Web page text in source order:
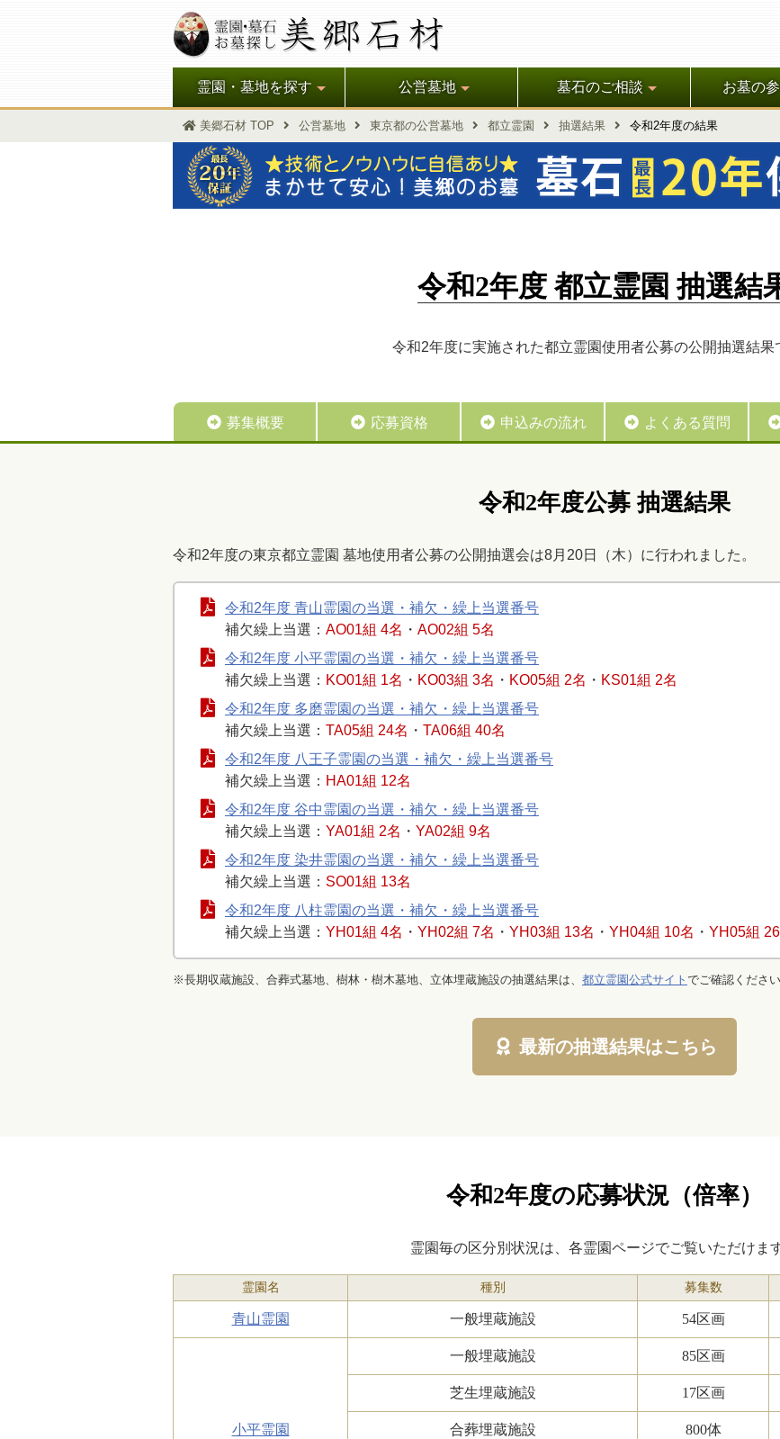
霊園・墓地を探す 公営墓地 墓石のご相談 お墓の
美郷石材 TOP 公営墓地 東京都の公営墓地 都立霊園 抽選結果 令和2年度の結果
令和2年度 都立霊園 抽選結
令和2年度に実施された都立霊園使用者公募の公開抽選結果
募集概要 応募資格 申込みの流れ よくある質問
令和2年度公募 抽選結果
令和2年度の東京都立霊園 墓地使用者公募の公開抽選会は8月20日（木）に行われました。
令和2年度 青山霊園の当選・補欠・繰上当選番号
補欠繰上当選： AO01組 4名 ・ AO02組 5名
令和2年度 小平霊園の当選・補欠・繰上当選番号
補欠繰上当選： KO01組 1名 ・ KO03組 3名 ・ KO05組 2名 ・ KS01組 2名
令和2年度 多磨霊園の当選・補欠・繰上当選番号
補欠繰上当選： TA05組 24名 ・ TA06組 40名
令和2年度 八王子霊園の当選・補欠・繰上当選番号
補欠繰上当選： HA01組 12名
令和2年度 谷中霊園の当選・補欠・繰上当選番号
補欠繰上当選： YA01組 2名 ・ YA02組 9名
令和2年度 染井霊園の当選・補欠・繰上当選番号
補欠繰上当選： SO01組 13名
令和2年度 八柱霊園の当選・補欠・繰上当選番号
補欠繰上当選： YH01組 4名 ・ YH02組 7名 ・ YH03組 13名 ・ YH04組 10名 ・ YH05組
※長期収蔵施設、合葬式墓地、樹林・樹木墓地、立体埋蔵施設の抽選結果は、 都立霊園公式サイト でご確認ください
最新の抽選結果はこちら
令和2年度の応募状況（倍率）
霊園毎の区分別状況は、各霊園ページでご覧いただけます
霊園名 種別 募集数
青山霊園 一般埋蔵施設 54区画
小平霊園
一般埋蔵施設 85区画
芝生埋蔵施設 17区画
合葬埋蔵施設 800体